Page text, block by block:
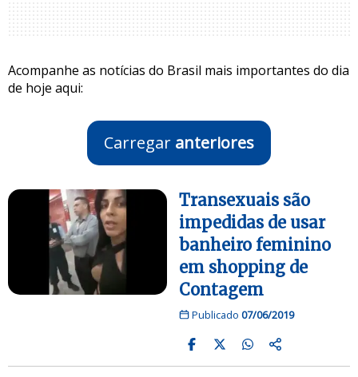
Acompanhe as notícias do Brasil mais importantes do dia
de hoje aqui:
Carregar anteriores
Transexuais são
impedidas de usar
banheiro feminino
em shopping de
Contagem
Publicado 07/06/2019